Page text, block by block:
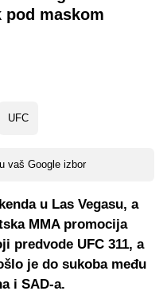
maskom
UFC
vaš Google izbor
u Las Vegasu, a
MMA promocija
predvode UFC 311, a
je do sukoba među
i SAD-a.